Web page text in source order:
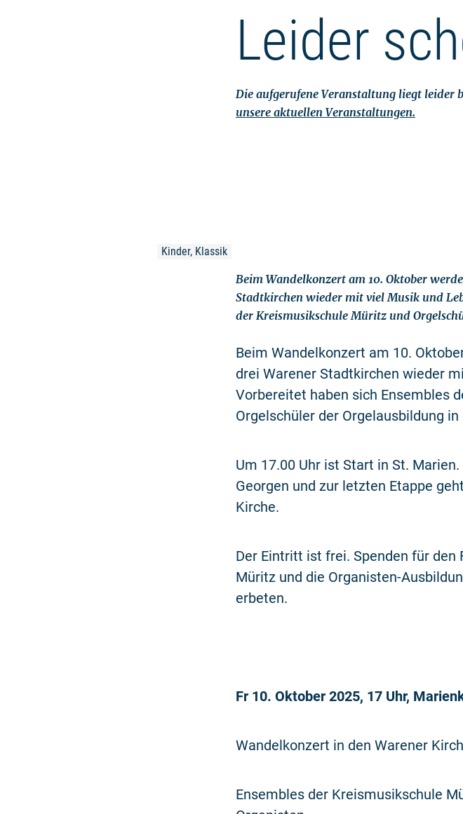
Leider
Die aufgerufene Veranstaltung liegt leider
unsere aktuellen Veranstaltungen.
Kinder, Klassik
Beim Wandelkonzert am 10. Oktober
Stadtkirchen wieder mit viel Musik und
der Kreismusikschule Müritz und
Beim Wandelkonzert am 10.
drei Warener Stadtkirchen wieder
Vorbereitet haben sich Ensembles
Orgelschüler der Orgelausbildung
Um 17.00 Uhr ist Start in St.
Georgen und zur letzten Etappe
Kirche.
Der Eintritt ist frei. Spenden für
Müritz und die Organisten-
erbeten.
Fr 10. Oktober 2025, 17 Uhr,
Wandelkonzert in den Warener
Ensembles der Kreismusikschule